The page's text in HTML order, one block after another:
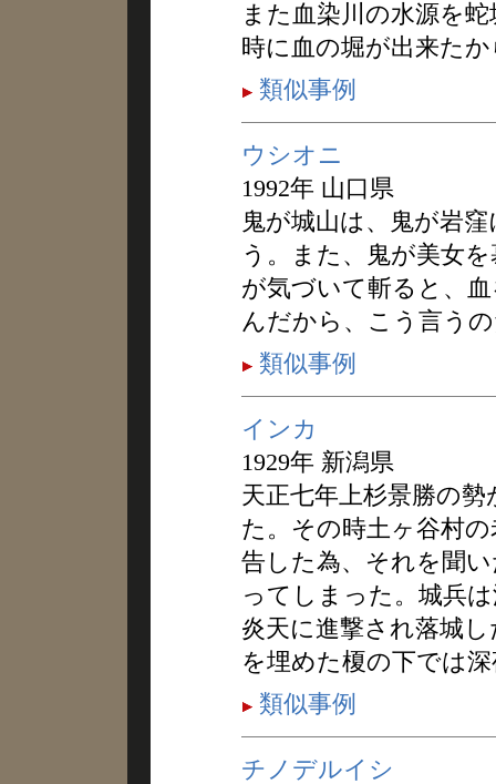
また血染川の水源を
時に血の堀が出来た
類似事例
ウシオニ
1992年 山口県
鬼が城山は、鬼が岩
う。また、鬼が美女
が気づいて斬ると、
んだから、こう言う
類似事例
インカ
1929年 新潟県
天正七年上杉景勝の
た。その時土ヶ谷村
告した為、それを聞
ってしまった。城兵
炎天に進撃され落城
を埋めた榎の下では
類似事例
チノデルイシ